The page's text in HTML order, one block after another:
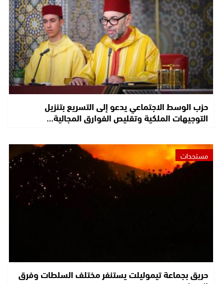
حزب الوسط الاجتماعي يدعو إلى التسريع بتنزيل
التوجيهات الملكية وتقليص الفوارق المجالية…
مستجدات
حريق بجماعة تيموليلت يستنفر مختلف السلطات وفرق